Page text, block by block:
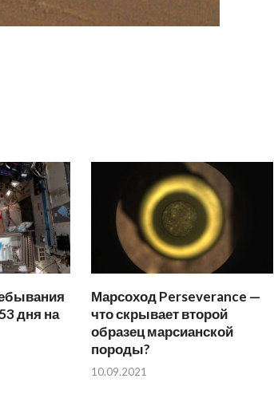
дня на
Марсоход Perseverance —
что скрывает второй
образец марсианской
породы?
10.09.2021